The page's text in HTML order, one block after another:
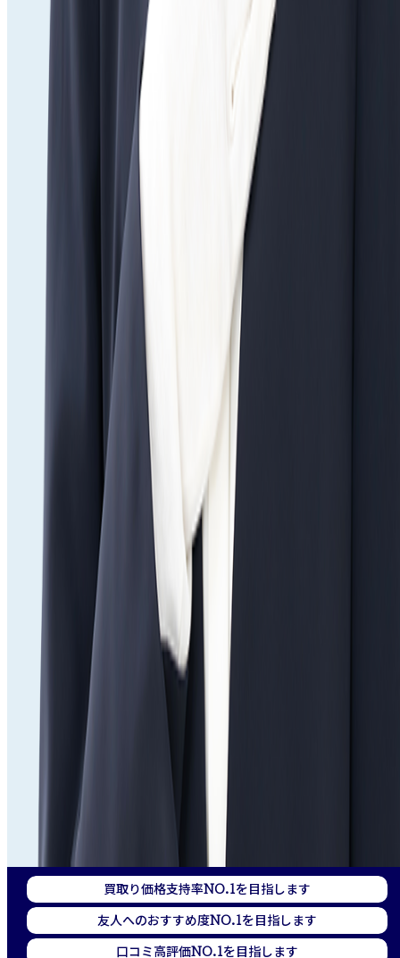
買取り価格支持率NO.1 を目指します
友人へのおすすめ度NO.1 を目指します
口コミ高評価NO.1 を目指します